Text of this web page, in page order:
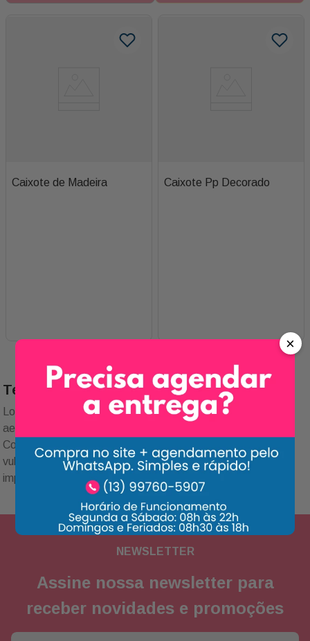
Caixote de Madeira Caixote Pp Decorado
Texto SEO categoria
Lorem ipsum dolor sit amet, consectetur adipiscing elit. Vel
aenean adipiscing mattis mi sit. Ut hac ipsum sed quis.
Congue felis aenean mauris sed platea diam. Porta in
vulputate habitant velit gravida commodo. Risus commodo,
imperdiet sit pharetra mattis leo amet.
NEWSLETTER
Assine nossa newsletter para
receber novidades e promoções
×